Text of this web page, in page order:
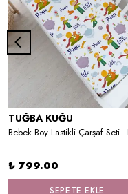
TUĞBA KUĞU
₺ 799.00
SEPETE EKLE